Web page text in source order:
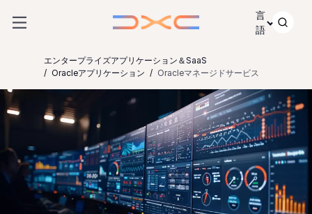
言
語
エンタープライズアプリケーション＆SaaS
Oracleアプリケーション
Oracleマネージドサービス